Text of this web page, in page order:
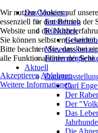
Das Museum
Entstehung
Rückblick
Aktuell
Carl
Der
Der
Das
Die
Wir nutzen Cookies auf
essenziell für den Betrieb der
Website und die
Sie können selbst
Bitte beachten Sie, dass bei
alle Funktionalitäten der Seite
Akzeptieren Ablehnen
Weitere Informationen